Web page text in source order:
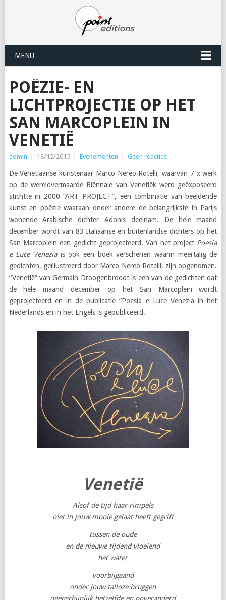
MENU
POËZIE- EN
LICHTPROJECTIE OP HET
SAN MARCOPLEIN IN
VENETIË
admin 18/12/2015 Evenementen Geen reacties
De Venetiaanse kunstenaar Marco Nereo Rotelli, waarvan 7 x werk
op de wereldvermaarde Biënnale van Venetiëk werd geëxposeerd
stichtte in 2000 “ART PROJECT”, een combinatie van beeldende
kunst en poëzie waaraan onder andere de belangrijkste in Parijs
wonende Arabische dichter Adonis deelnam. De hele maand
december wordt van 83 Italiaanse en buitenlandse dichters op het
San Marcoplein een gedicht geprojecteerd. Van het project Poesia
e Luce Veneziais ook een boek verschenen waarin meertalig de
gedichten, geïllustreerd door Marco Nereo Rotelli, zijn opgenomen.
“Venetië” van Germain Droogenbroodt is een van de gedichten dat
de hele maand december op het San Marcoplein wordt
geprojecteerd en in de publicatie “Poesia e Luce Venezia in het
Nederlands en in het Engels is gepubliceerd.
Venetië
Alsof de tijd haar rimpels
niet in jouw mooie gelaat heeft gegrift
tussen de oude
en de nieuwe tijdend vloeiend
het water
voorbijgaand
onder jouw talloze bruggen